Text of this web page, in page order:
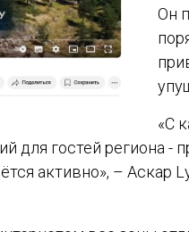
Он
«С
для гостей региона -
активно», –